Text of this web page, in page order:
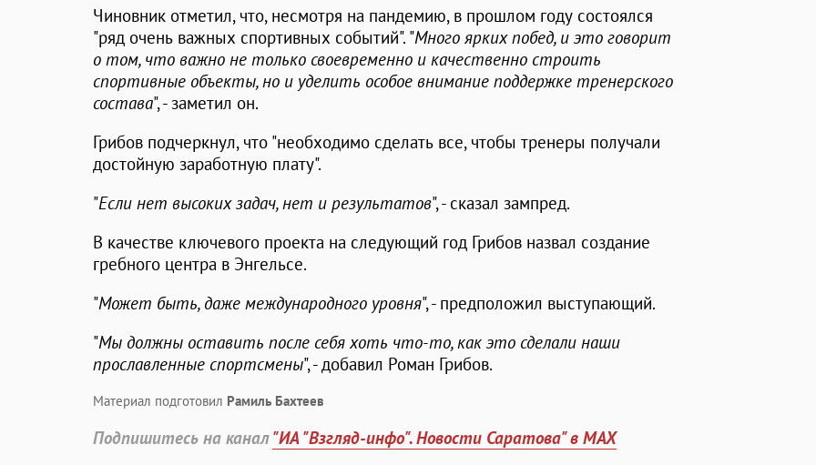
Чиновник отметил, что, несмотря на пандемию, в прошлом году состоялся
"ряд очень важных спортивных событий". "Много ярких побед, и это говорит
о том, что важно не только своевременно и качественно строить
спортивные объекты, но и уделить особое внимание поддержке тренерского
состава", - заметил он.
Грибов подчеркнул, что "необходимо сделать все, чтобы тренеры получали
достойную заработную плату".
"Если нет высоких задач, нет и результатов", - сказал зампред.
В качестве ключевого проекта на следующий год Грибов назвал создание
гребного центра в Энгельсе.
"Может быть, даже международного уровня", - предположил выступающий.
"Мы должны оставить после себя хоть что-то, как это сделали наши
прославленные спортсмены", - добавил Роман Грибов.
Материал подготовил Рамиль Бахтеев
Подпишитесь на канал"ИА "Взгляд-инфо". Новости Саратова" в MAX